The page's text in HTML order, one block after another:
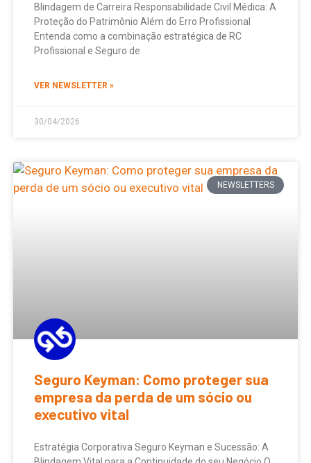
Blindagem de Carreira Responsabilidade Civil Médica: A
Proteção do Patrimônio Além do Erro Profissional
Entenda como a combinação estratégica de RC
Profissional e Seguro de
VER NEWSLETTER »
30/04/2026
NEWSLETTERS
Seguro Keyman: Como proteger sua
empresa da perda de um sócio ou
executivo vital
Estratégia Corporativa Seguro Keyman e Sucessão: A